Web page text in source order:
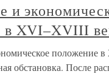
и
в XVI–XVIII
положение
обстановка. После